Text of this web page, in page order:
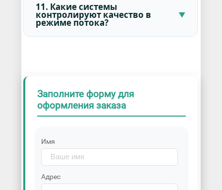
11. Какие системы
контролируют качество в
режиме потока?
Заполните форму для
оформления заказа
Имя
Адрес